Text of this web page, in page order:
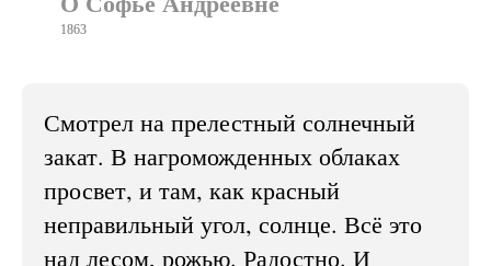
1863
Смотрел на прелестный солнечный
закат. В нагроможденных облаках
просвет, и там, как красный
неправильный угол, солнце. Всё это
над лесом, рожью. Радостно. И